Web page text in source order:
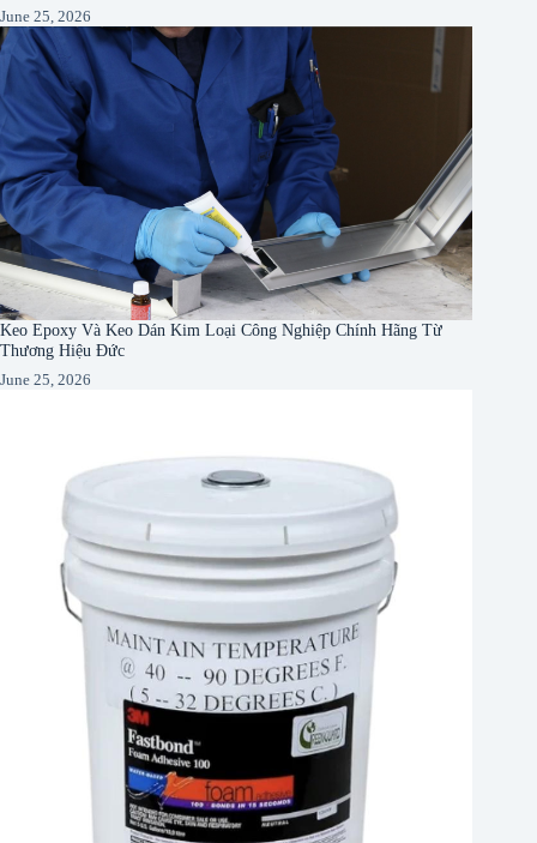
June 25, 2026
Keo Epoxy Và Keo Dán Kim Loại Công Nghiệp Chính Hãng Từ
Thương Hiệu Đức
June 25, 2026